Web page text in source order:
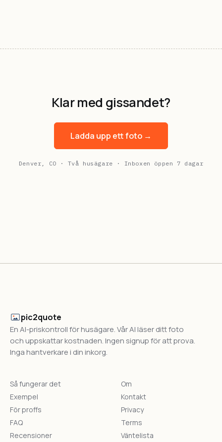
Klar med gissandet?
Ladda upp ett foto →
Denver, CO · Två husägare · Inboxen öppen 7 dagar
pic2quote
En AI-priskontroll för husägare. Vår AI läser ditt foto
och uppskattar kostnaden. Ingen signup för att prova.
Inga hantverkare i din inkorg.
Så fungerar det
Exempel
För proffs
FAQ
Recensioner
Om
Kontakt
Privacy
Terms
Väntelista